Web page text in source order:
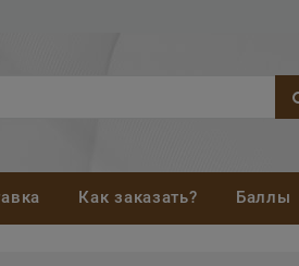
Как заказать? Баллы